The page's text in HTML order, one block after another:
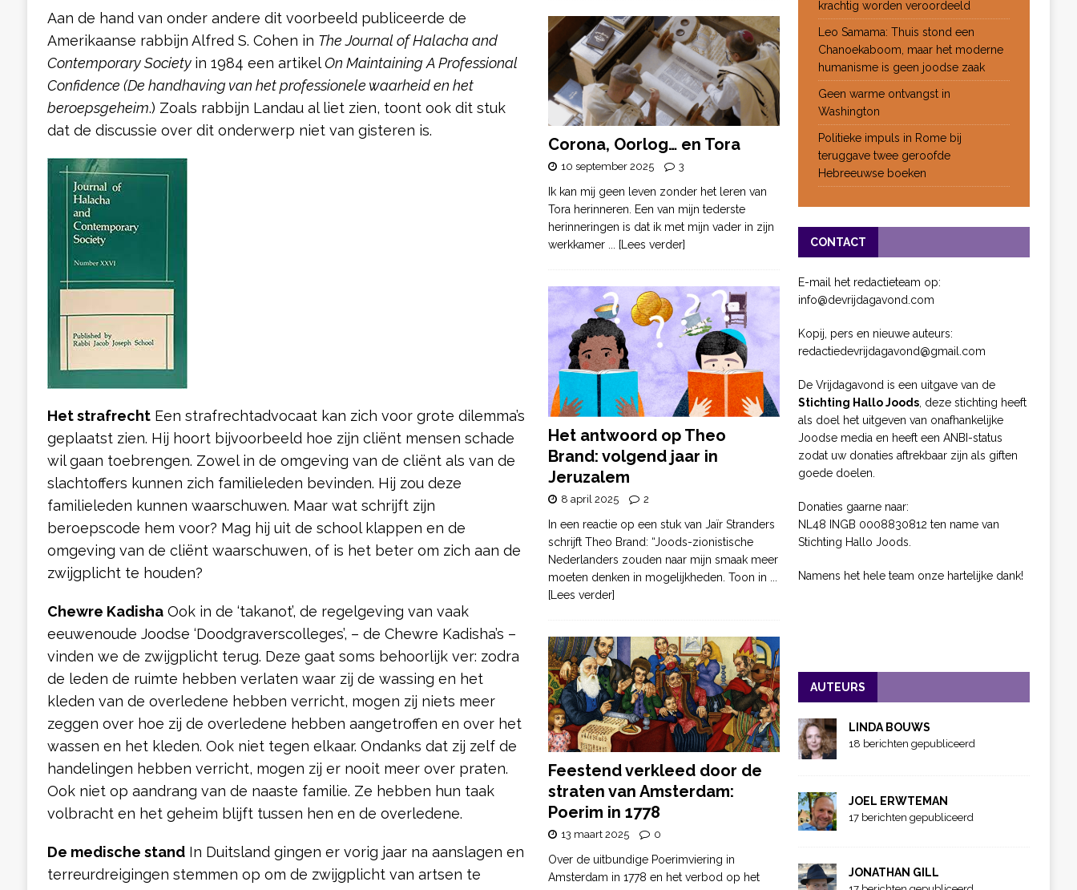
Aan de hand van onder andere dit voorbeeld publiceerde de
Amerikaanse rabbijn Alfred S. Cohen in The Journal of Halacha and
Contemporary Society in 1984 een artikelOn Maintaining A Professional
Confidence (De handhaving van het professionele waarheid en het
beroepsgeheim.) Zoals rabbijn Landau al liet zien, toont ook dit stuk
dat de discussie over dit onderwerp niet van gisteren is.
Het strafrechtEen strafrechtadvocaat kan zich voor grote dilemma’s
geplaatst zien. Hij hoort bijvoorbeeld hoe zijn cliënt mensen schade
wil gaan toebrengen. Zowel in de omgeving van de cliënt als van de
slachtoffers kunnen zich familieleden bevinden. Hij zou deze
familieleden kunnen waarschuwen. Maar wat schrijft zijn
beroepscode hem voor? Mag hij uit de school klappen en de
omgeving van de cliënt waarschuwen, of is het beter om zich aan de
zwijgplicht te houden?
Chewre KadishaOok in de ‘takanot’, de regelgeving van vaak
eeuwenoude Joodse ‘Doodgraverscolleges’, – de Chewre Kadisha’s –
vinden we de zwijgplicht terug. Deze gaat soms behoorlijk ver: zodra
de leden de ruimte hebben verlaten waar zij de wassing en het
kleden van de overledene hebben verricht, mogen zij niets meer
zeggen over hoe zij de overledene hebben aangetroffen en over het
wassen en het kleden. Ook niet tegen elkaar. Ondanks dat zij zelf de
handelingen hebben verricht, mogen zij er nooit meer over praten.
Ook niet op aandrang van de naaste familie. Ze hebben hun taak
volbracht en het geheim blijft tussen hen en de overledene.
De medische standIn Duitsland gingen er vorig jaar na aanslagen en
terreurdreigingen stemmen op om de zwijgplicht van artsen te
Corona, Oorlog… en Tora
10 september 2025 3
Ik kan mij geen leven zonder het leren van
Tora herinneren. Een van mijn tederste
herinneringen is dat ik met mijn vader in zijn
werkkamer ... [Lees verder]
Het antwoord op Theo
Brand: volgend jaar in
Jeruzalem
8 april 2025 2
In een reactie op een stuk van Jaïr Stranders
schrijft Theo Brand: “Joods-zionistische
Nederlanders zouden naar mijn smaak meer
moeten denken in mogelijkheden. Toon in
[Lees verder]
Feestend verkleed door de
straten van Amsterdam:
Poerim in 1778
13 maart 2025 0
Over de uitbundige Poerimviering in
Amsterdam in 1778 en het verbod op het
krachtig worden veroordeeld
Leo Samama: Thuis stond een
Chanoekaboom, maar het moderne
humanisme is geen joodse zaak
Geen warme ontvangst in
Washington
Politieke impuls in Rome bij
teruggave twee geroofde
Hebreeuwse boeken
CONTACT
E-mail het redactieteam op:
info@devrijdagavond.com
Kopij, pers en nieuwe auteurs:
redactiedevrijdagavond@gmail.com
De Vrijdagavond is een uitgave van de
Stichting Hallo Joods, deze stichting heeft
als doel het uitgeven van onafhankelijke
Joodse media en heeft een ANBI-status
zodat uw donaties aftrekbaar zijn als giften
goede doelen.
Donaties gaarne naar:
NL48 INGB 0008830812 ten name van
Stichting Hallo Joods.
Namens het hele team onze hartelijke dank!
AUTEURS
LINDA BOUWS
18 berichten gepubliceerd
JOEL ERWTEMAN
17 berichten gepubliceerd
JONATHAN GILL